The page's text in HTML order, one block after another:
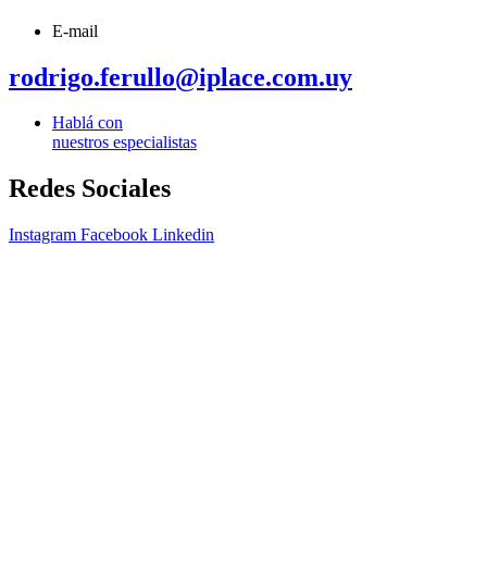
E-mail
rodrigo.ferullo@iplace.com.uy
Hablá con
nuestros especialistas
Redes Sociales
Instagram Facebook Linkedin